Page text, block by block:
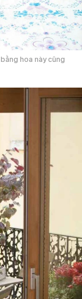
hoa này cũng